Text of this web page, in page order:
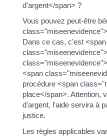
d'argent</span> ?
Vous pouvez peut-être
Dans ce cas, c'est <span
<span
procédure <span
place</span>. Attention,
d'argent, l'aide servira à
justice.
Les règles applicables